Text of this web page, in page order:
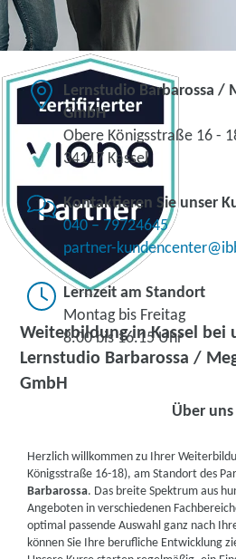
Weiterbildung in Kassel bei
Lernstudio Barbarossa /
GmbH
Lernstudio Barbarossa /
GmbH
Obere Königsstraße 16 -
34117 Kassel
Kontaktieren Sie unser
040 – 79724645
partner-
Lernzeit am Standort
Montag bis Freitag
8.00 bis 16.15 Uhr
Über uns
Herzlich willkommen zu Ihrer
Königsstraße 16-18), am Standort des
Barbarossa. Das breite Spektrum aus
Angeboten in verschiedenen
optimal passende Auswahl ganz nach
können Sie Ihre berufliche Entwicklung